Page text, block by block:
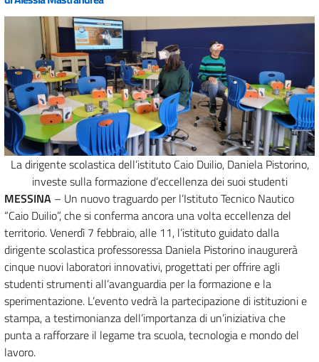
La dirigente scolastica dell’istituto Caio Duilio, Daniela Pistorino,
investe sulla formazione d’eccellenza dei suoi studenti
MESSINA – Un nuovo traguardo per l’Istituto Tecnico Nautico
“Caio Duilio”, che si conferma ancora una volta eccellenza del
territorio. Venerdì 7 febbraio, alle 11, l’istituto guidato dalla
dirigente scolastica professoressa Daniela Pistorino inaugurerà
cinque nuovi laboratori innovativi, progettati per offrire agli
studenti strumenti all’avanguardia per la formazione e la
sperimentazione. L’evento vedrà la partecipazione di istituzioni e
stampa, a testimonianza dell’importanza di un’iniziativa che
punta a rafforzare il legame tra scuola, tecnologia e mondo del
lavoro.